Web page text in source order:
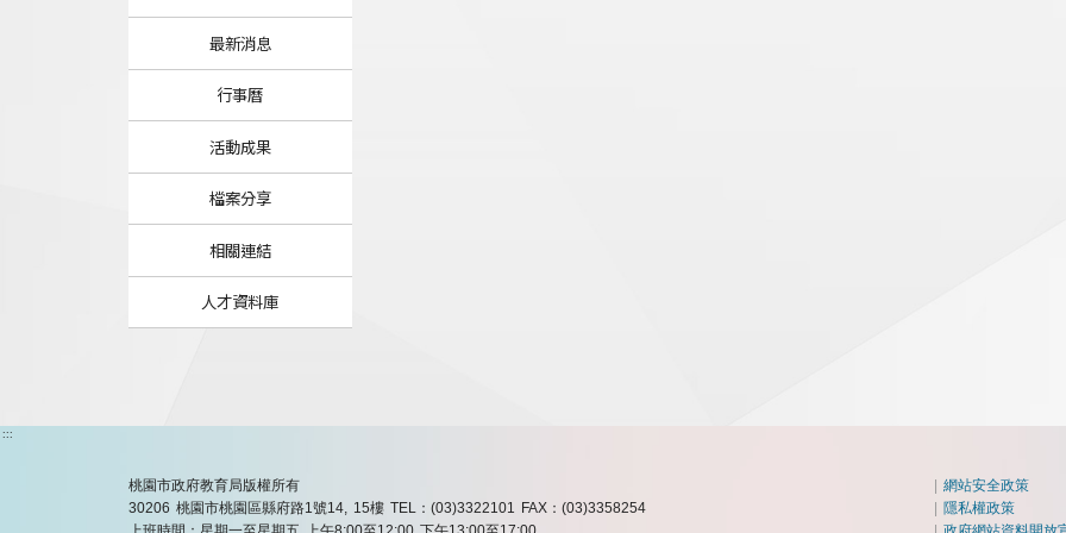
最新消息
行事曆
活動成果
檔案分享
相關連結
人才資料庫
:::
桃園市政府教育局版權所有
30206 桃園市桃園區縣府路1號14, 15樓 TEL：(03)3322101
FAX：(03)3358254
|網站安全政策
|隱私權政策